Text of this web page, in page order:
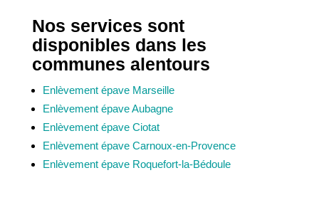
Nos services sont
disponibles dans les
communes alentours
Enlèvement épave Marseille
Enlèvement épave Aubagne
Enlèvement épave Ciotat
Enlèvement épave Carnoux-en-Provence
Enlèvement épave Roquefort-la-Bédoule